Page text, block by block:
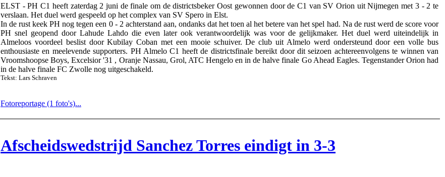
ELST - PH C1 heeft zaterdag 2 juni de finale om de districtsbeker Oost gewonnen door de C1 van SV Orion uit Nijmegen met 3 - 2 te
verslaan. Het duel werd gespeeld op het complex van SV Spero in Elst.
In de rust keek PH nog tegen een 0 - 2 achterstand aan, ondanks dat het toen al het betere van het spel had. Na de rust werd de score voor
PH snel geopend door Lahude Lahdo die even later ook verantwoordelijk was voor de gelijkmaker. Het duel werd uiteindelijk in
Almeloos voordeel beslist door Kubilay Coban met een mooie schuiver. De club uit Almelo werd ondersteund door een volle bus
enthousiaste en meelevende supporters. PH Almelo C1 heeft de districtsfinale bereikt door dit seizoen achtereenvolgens te winnen van
Vroomshoopse Boys, Excelsior '31 , Oranje Nassau, Grol, ATC Hengelo en in de halve finale Go Ahead Eagles. Tegenstander Orion had
in de halve finale FC Zwolle nog uitgeschakeld.
Tekst: Lars Schraven
Fotoreportage (1 foto's)...
Afscheidswedstrijd Sanchez Torres eindigt in 3-3